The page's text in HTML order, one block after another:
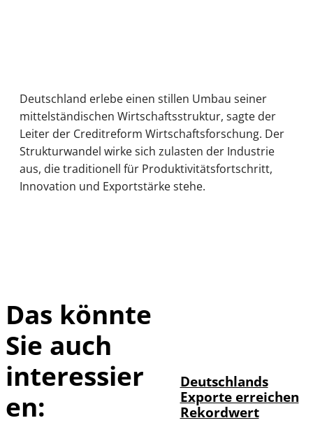
Deutschland erlebe einen stillen Umbau seiner
mittelständischen Wirtschaftsstruktur, sagte der
Leiter der Creditreform Wirtschaftsforschung. Der
Strukturwandel wirke sich zulasten der Industrie
aus, die traditionell für Produktivitätsfortschritt,
Innovation und Exportstärke stehe.
Das könnte
Sie auch
interessier
en:
Deutschlands
Exporte erreichen
Rekordwert